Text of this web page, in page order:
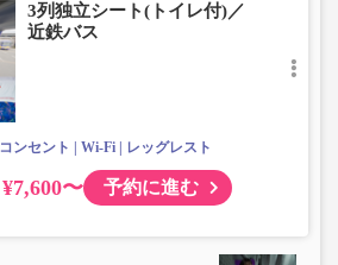
3列独立シート(トイレ付)／
近鉄バス
コンセント Wi-Fi レッグレスト
¥7,600〜 予約に進む